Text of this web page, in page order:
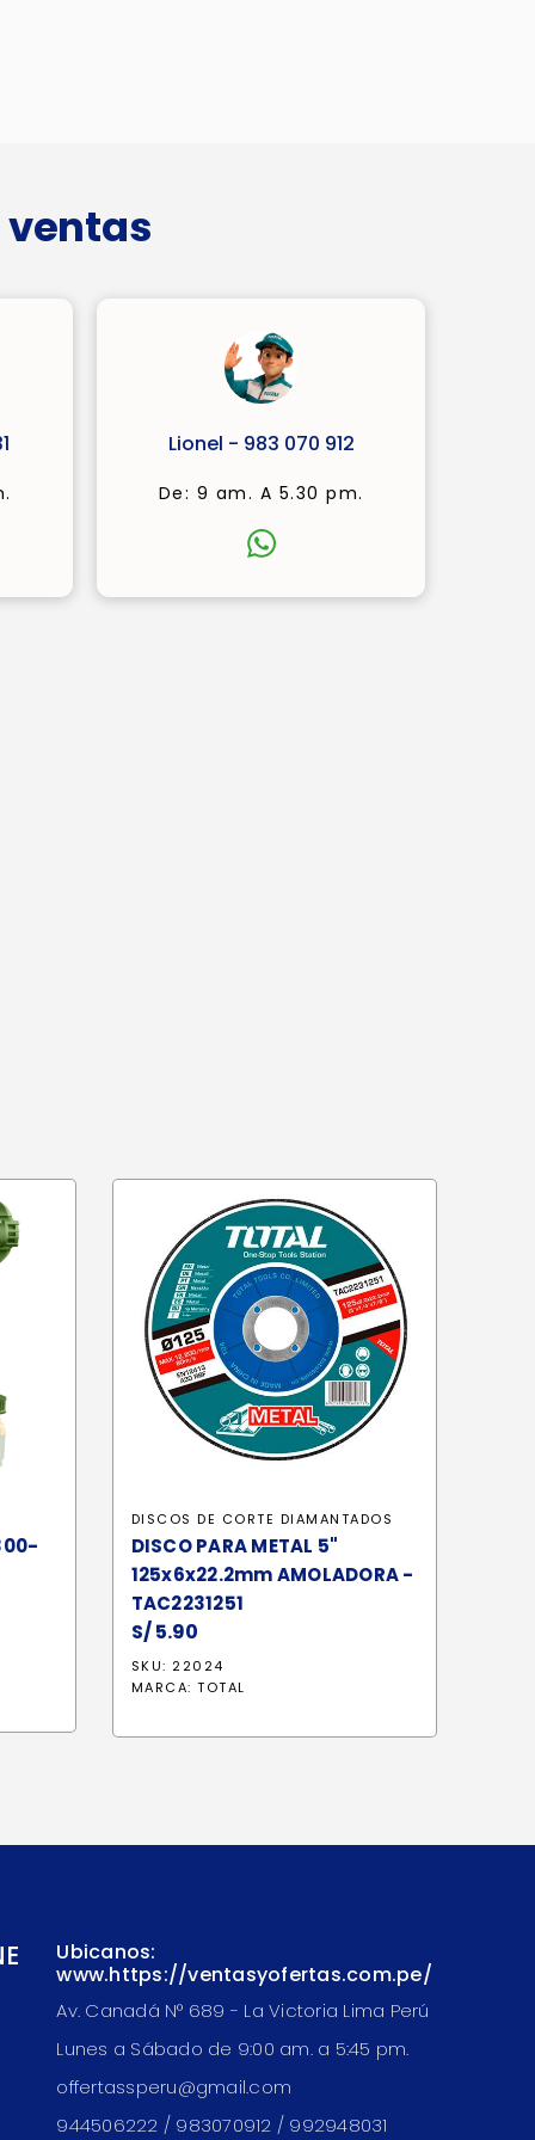
Lionel - 983 070 912
De: 9 am. A 5.30 pm.
DISCOS DE CORTE DIAMANTADOS
DISCO PARA METAL 5"
125x6x22.2mm AMOLADORA -
TAC2231251
S/5.90
SKU: 22024
MARCA: TOTAL
Ubicanos:
www.https://ventasyofertas.com.pe/
Av. Canadá N° 689 - La Victoria Lima Perú
Lunes a Sábado de 9:00 am. a 5:45 pm.
offertassperu@gmail.com
944506222 / 983070912 / 992948031